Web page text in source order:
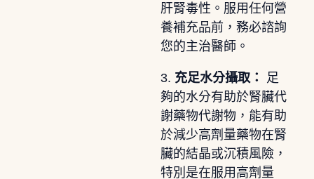
肝腎毒性。服用任何營
養補充品前，務必諮詢
您的主治醫師。
3. 充足水分攝取：
足
夠的水分有助於腎臟代
謝藥物代謝物，能有助
於減少高劑量藥物在腎
臟的結晶或沉積風險，
特別是在服用高劑量